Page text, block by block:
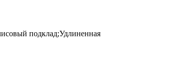
подклад;Удлиненная